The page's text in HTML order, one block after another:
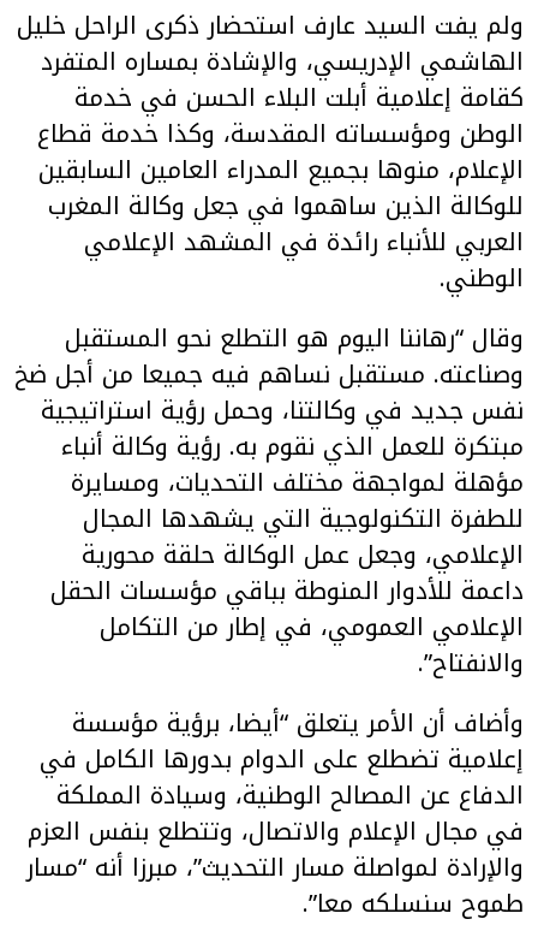
ولم يفت السيد عارف استحضار ذكرى الراحل خليل
الهاشمي الإدريسي، والإشادة بمساره المتفرد
كقامة إعلامية أبلت البلاء الحسن في خدمة
الوطن ومؤسساته المقدسة، وكذا خدمة قطاع
الإعلام، منوها بجميع المدراء العامين السابقين
للوكالة الذين ساهموا في جعل وكالة المغرب
العربي للأنباء رائدة في المشهد الإعلامي
الوطني.
وقال “رهاننا اليوم هو التطلع نحو المستقبل
وصناعته. مستقبل نساهم فيه جميعا من أجل ضخ
نفس جديد في وكالتنا، وحمل رؤية استراتيجية
مبتكرة للعمل الذي نقوم به. رؤية وكالة أنباء
مؤهلة لمواجهة مختلف التحديات، ومسايرة
للطفرة التكنولوجية التي يشهدها المجال
الإعلامي، وجعل عمل الوكالة حلقة محورية
داعمة للأدوار المنوطة بباقي مؤسسات الحقل
الإعلامي العمومي، في إطار من التكامل
والانفتاح”.
وأضاف أن الأمر يتعلق “أيضا، برؤية مؤسسة
إعلامية تضطلع على الدوام بدورها الكامل في
الدفاع عن المصالح الوطنية، وسيادة المملكة
في مجال الإعلام والاتصال، وتتطلع بنفس العزم
والإرادة لمواصلة مسار التحديث”، مبرزا أنه “مسار
طموح سنسلكه معا”.